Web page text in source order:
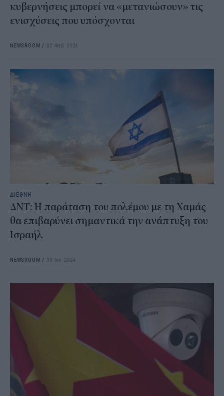
κυβερνήσεις μπορεί να «μετανιώσουν» τις
ενισχύσεις που υπόσχονται
NEWSROOM / 02 Φεβ 2024
ΔΙΕΘΝΗ
ΔΝΤ: Η παράταση του πολέμου με τη Χαμάς
θα επιβαρύνει σημαντικά την ανάπτυξη του
Ισραήλ
NEWSROOM / 30 Ιαν 2024